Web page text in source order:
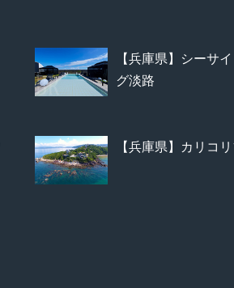
【兵庫県】シーサ
グ淡路
【兵庫県】カリコ